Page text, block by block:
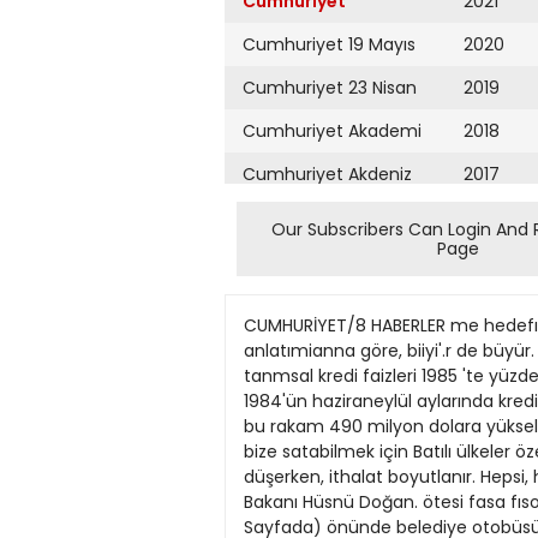
Cumhuriyet 19 Mayıs
Cumhuriyet 23 Nisan
Cumhuriyet Akademi
Cumhuriyet Akdeniz
Cumhuriyet Alışveriş
Cumhuriyet Ankara
Cumhuriyet Büyük
Taaruz
Cumhuriyet
Cumartesi
Cumhuriyet Çevre
2020
2019
2018
2017
2016
2015
2013
2012
2011
2010
2009
Our Subscribers Can Login And
Page
CUMHURİYET/8 HABERLER me hedefı 5.3 saptanmasına karşın sonuç 2.2... Büyume düşer ve düşer, ama iktidarm, Sayın Özal'ın anlatımianna göre, biiyi'.r de büyür. Çiftçinin, koylünün yüzde 95.9'u krediye muhtaç, elbeıte bu da yalan. 1984 'te yüzde 28 olan tanmsal kredi faizleri 1985 'te yüzde 34'e çıkar, banka masraflanyla bu oran yüzde 40'lara varır, hatta geçer, baştan aşağı yalan! 1984'ün haziraneylül aylarında krediler durdurulur, çiftçi sıkıntıya düşer. 1980'de beş kalemde tanmsal ithalat 117 milyon dolarken, 1985'te bu rakam 490 milyon dolara yükselir. Sadece süper fosfat kullanımında yüzde 43 'lük azalma gözetilir. Hayvan kesimindeki fazlasını bize satabilmek için Batılı ülkeler özellikle Almanya bir damping başlatır, on DM'lik kuzuyu, beş DM'ye gönderir. Tanmsal alanda ihracat düşerken, ithalat boyutlanır. Hepsi, hepsi yalan!... Ya doğruları söyleyen?.. Soru bile "Abesleiştigal".. Elbette, Sayın Özal'ın yeğeni Tarım Bakanı Hüsnü Doğan. ötesi fasa fıso, yazdıklarımız, söylenenler tümüyle yalan. 19 ARALIK 1983 CÜNEYT ARCAYUREK yaz.yor (Baştarafi 1. Sayfada) önünde belediye otobüsünden inen Sayın Özol, devlet sorumluluğunu omuzladıklarından olacak, ağır adımlarla yürüyen, basınla az konuşmayı yeğleyen ağır başlı bakanlar, binanın batı kanadında beş aluyüz liraya çorbasıyla ızgara çeşitleriyle Meclis lokantası, kalabalık bürokrat gruplan, öbek öbek toplanmış çay kahve servisi bekleyen milletvekilleh. Bir dönemde bakanlan yerinden eden kimi olaylar bugUn şaka konusu. 1980 öncesine dönmeyeceğimizi kanıtlamayı, siyaseti yumuşak ortamda sürdürmeyi iike kabu! etıiğimizden olacak, nıiUetvekilinin 14 yaşındaki kızlarla ilişki kurduğu vazılır, çıt yok! Milletvekilinin üç eşi olduğu basma yansır, Medeni Kanun ha değişti ha değişecek ya, bu konuda da kocaman bir amenna! "Geçmiş deneylerden ders aldığını öne süren bu iktidar", ANAP Genel Sekreterinin kardeşiyle ilgili kredi usulsüzlüklerini manşetlerde izler, hükümet mercimek fiyatlarında duyarlıdır, ama milyonlarm söz konusu olduğu kortuda soruşturma hak getire! TBMM tarihinde ilk kez piyangoculuk Meclise girmiş, satısyapıyor. Biletler piyasaya çıkmadan önce başbakamn, "bitmeden alınız" öğüdüne uyan ANAP milletvekillerinde bir telaş, bir telaş... Ne çare ki efendim, sayın başbakanımızı eleştirdiniz mi, gördüklerinizi, bildiklerinizi bütün çıplaklığıyla yazdınız mı, hoşgörü sahibi, hiç kimseye kızamadığını sürekli vurgulayan Sayın Özal'da değişik bir tutum, unutmayan insanlara özgü davranışlar! Mecliste muhalefetin söylediklerini, hele icraatın içindekileri gördükten sonra Sayın Özal1 ın yarattığı özel tip özgurlükler içinde yaşamadığımızı söylemek kimin haddine! Isteyen sınırlarımtz dışında kaldığını sandığımız geleneklerleyaşıyor, dileyen Paris